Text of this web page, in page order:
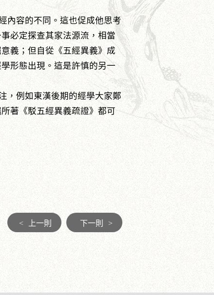
容的不同。這也促成他思考
必定探查其家法源流，相當
義；但自從《五經異義》成
形態出現。這是許慎的另一
例如東漢後期的經學大家鄭
著《駁五經異義疏證》都可
< 上一則 下一則 >